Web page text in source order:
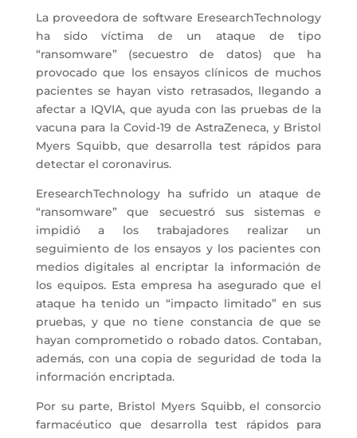
La proveedora de software EresearchTechnology
ha sido víctima de un ataque de tipo
“ransomware” (secuestro de datos) que ha
provocado que los ensayos clínicos de muchos
pacientes se hayan visto retrasados, llegando a
afectar a IQVIA, que ayuda con las pruebas de la
vacuna para la Covid-19 de AstraZeneca, y Bristol
Myers Squibb, que desarrolla test rápidos para
detectar el coronavirus.
EresearchTechnology ha sufrido un ataque de
“ransomware” que secuestró sus sistemas e
impidió a los trabajadores realizar un
seguimiento de los ensayos y los pacientes con
medios digitales al encriptar la información de
los equipos. Esta empresa ha asegurado que el
ataque ha tenido un “impacto limitado” en sus
pruebas, y que no tiene constancia de que se
hayan comprometido o robado datos. Contaban,
además, con una copia de seguridad de toda la
información encriptada.
Por su parte, Bristol Myers Squibb, el consorcio
farmacéutico que desarrolla test rápidos para